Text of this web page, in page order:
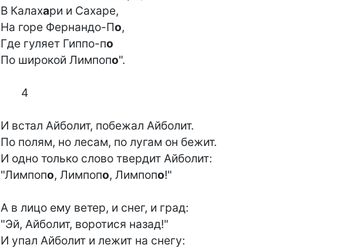
В Калахари и Сахаре,
На горе Фернандо-По,
Где гуляет Гиппо-по
По широкой Лимпопо".
И встал Айболит, побежал Айболит.
По полям, но лесам, по лугам он бежит.
И одно только слово твердит Айболит:
"Лимпопо, Лимпопо, Лимпопо!"
А в лицо ему ветер, и снег, и град:
"Эй, Айболит, воротися назад!"
И упал Айболит и лежит на снегу: